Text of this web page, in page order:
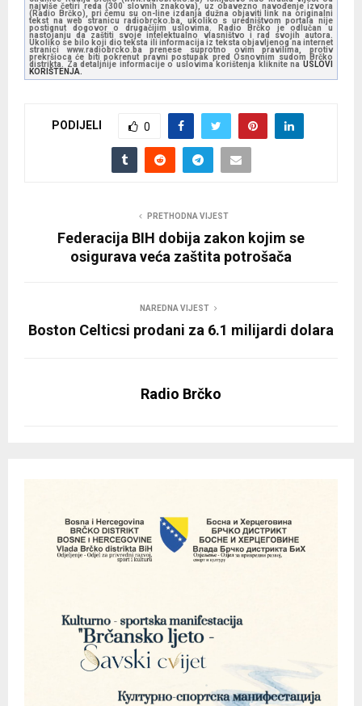
najviše četiri reda (300 slovnih znakova), uz obavezno navođenje izvora
(Radio Brčko), pri čemu su on-line izdanja dužna objaviti link na originalni
tekst na web stranicu radiobrcko.ba, ukoliko s uredništvom portala nije
postignut dogovor o drugačijim uslovima. Radio Brčko je odlučan u
nastojanju da zaštiti svoje intelektualno vlasništvo i rad svojih autora.
Ukoliko se bilo koji dio teksta ili informacija iz teksta objavljenog na internet
stranici www.radiobrcko.ba prenese suprotno ovim pravilima, protiv
prekršioca će biti pokrenut pravni postupak pred Osnovnim sudom Brčko
distrikta. Za detaljnije informacije o uslovima korištenja kliknite na USLOVI
KORIŠTENJA.
PODIJELI 0
PRETHODNA VIJEST
Federacija BIH dobija zakon kojim se
osigurava veća zaštita potrošača
NAREDNA VIJEST
Boston Celticsi prodani za 6.1 milijardi dolara
Radio Brčko